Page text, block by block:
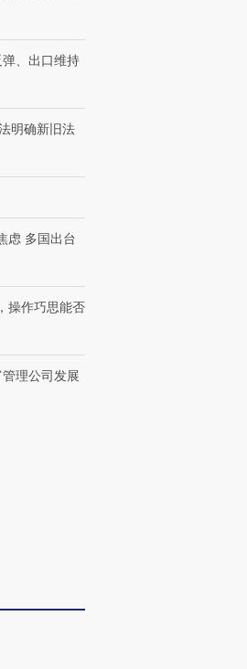
含3种
度Z世代 用街头抗争将教
育部长拱下台
、出口维持
明确新旧法
虑 多国出台
操作巧思能否
管理公司发展